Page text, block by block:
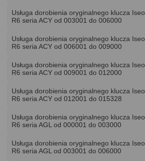
Usługa dorobienia oryginalnego klucza Iseo
R6 seria ACY od 003001 do 006000
Usługa dorobienia oryginalnego klucza Iseo
R6 seria ACY od 006001 do 009000
Usługa dorobienia oryginalnego klucza Iseo
R6 seria ACY od 009001 do 012000
Usługa dorobienia oryginalnego klucza Iseo
R6 seria ACY od 012001 do 015328
Usługa dorobienia oryginalnego klucza Iseo
R6 seria AGL od 000001 do 003000
Usługa dorobienia oryginalnego klucza Iseo
R6 seria AGL od 003001 do 006000